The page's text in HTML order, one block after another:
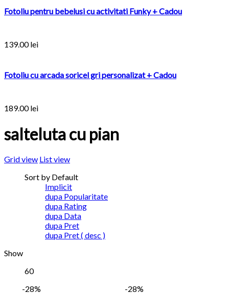
Fotoliu pentru bebelusi cu activitati Funky + Cadou
139.00lei
Fotoliu cu arcada soricel gri personalizat + Cadou
189.00lei
salteluta cu pian
Grid view List view
Sort by Default
Implicit
dupa Popularitate
dupa Rating
dupa Data
dupa Pret
dupa Pret ( desc )
Show
60
-28%
-28%